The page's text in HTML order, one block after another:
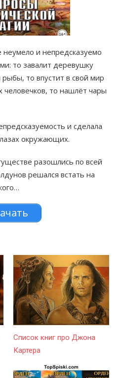
неумело и непредсказуемо
то завалит деревушку
то впустит в свой мир
человечков, то нашлёт чары
и сделала
окружающих.
разошлись по всей
решался встать на
Список книг про Джона
Картера